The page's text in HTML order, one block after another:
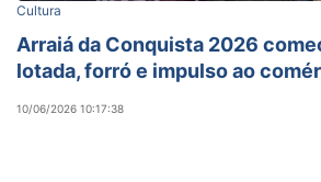
Cultura
Arraiá da Conquista 2026
lotada, forró e impulso ao
10/06/2026 10:17:38